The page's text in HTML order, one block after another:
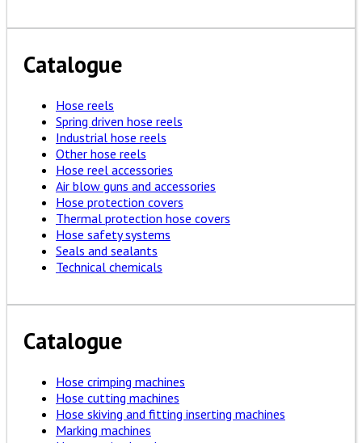
Catalogue
Hose reels
Spring driven hose reels
Industrial hose reels
Other hose reels
Hose reel accessories
Air blow guns and accessories
Hose protection covers
Thermal protection hose covers
Hose safety systems
Seals and sealants
Technical chemicals
Catalogue
Hose crimping machines
Hose cutting machines
Hose skiving and fitting inserting machines
Marking machines